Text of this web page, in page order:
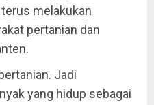
melakukan
pertanian dan
Jadi
yang hidup sebagai